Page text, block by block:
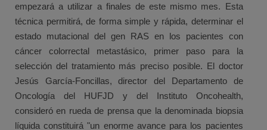
empezará a utilizar a finales de este mismo mes. Esta
técnica permitirá, de forma simple y rápida, determinar el
estado mutacional del gen RAS en los pacientes con
cáncer colorrectal metastásico, primer paso para la
selección del tratamiento más preciso posible. El doctor
Jesús García-Foncillas, director del Departamento de
Oncología del HUFJD y del Instituto Oncohealth,
consideró en rueda de prensa que la denominada biopsia
líquida constituirá "un enorme avance para los pacientes